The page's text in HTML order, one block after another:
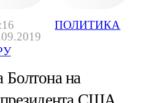
ПОЛИТИКА
на